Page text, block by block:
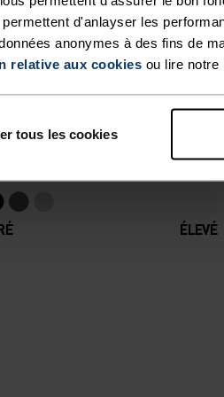
d'anlayser les
anonymes à des fins de
relative aux cookies ou lire notre
tous les cookies
ET
partout.
ÉLEVÉ